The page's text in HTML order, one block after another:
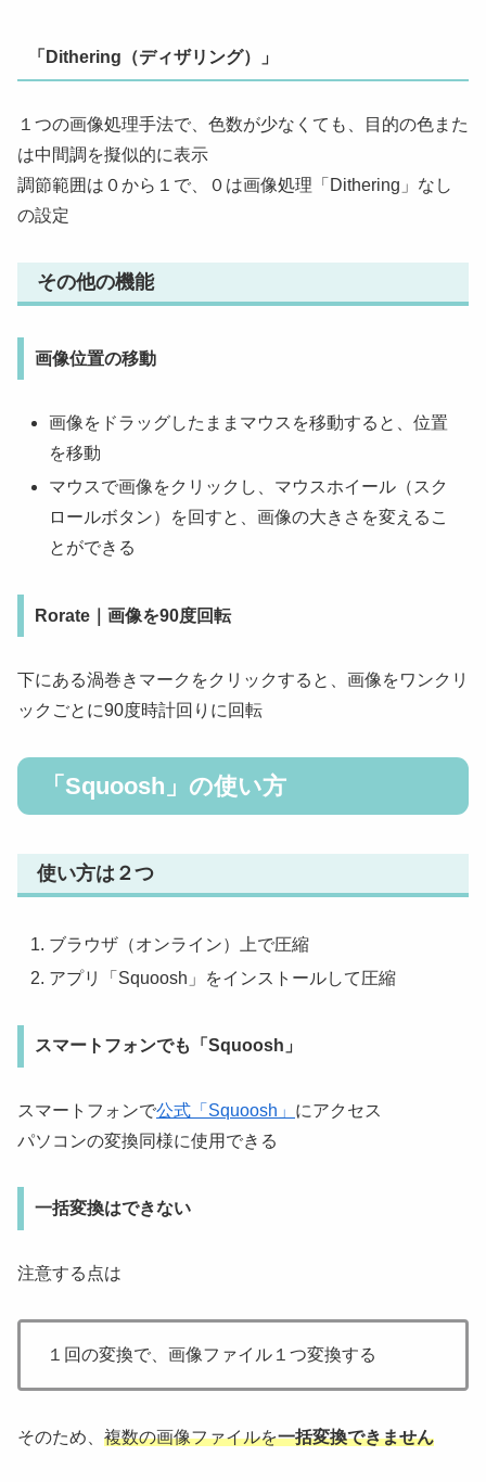
「Dithering（ディザリング）」
１つの画像処理手法で、色数が少なくても、目的の色また
は中間調を擬似的に表示
調節範囲は０から１で、０は画像処理「Dithering」なし
の設定
その他の機能
画像位置の移動
画像をドラッグしたままマウスを移動すると、位置
を移動
マウスで画像をクリックし、マウスホイール（スク
ロールボタン）を回すと、画像の大きさを変えるこ
とができる
Rorate｜画像を90度回転
下にある渦巻きマークをクリックすると、画像をワンクリ
ックごとに90度時計回りに回転
「Squoosh」の使い方
使い方は２つ
ブラウザ（オンライン）上で圧縮
アプリ「Squoosh」をインストールして圧縮
スマートフォンでも「Squoosh」
スマートフォンで公式「Squoosh」 にアクセス
パソコンの変換同様に使用できる
一括変換はできない
注意する点は
１回の変換で、画像ファイル１つ変換する
そのため、 複数の画像ファイルを一括変換できません